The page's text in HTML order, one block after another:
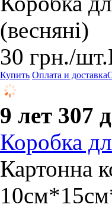
(весняні)
30 грн./шт.
Купить Оплата и доставка
9 лет 307
Коробка
Картонна